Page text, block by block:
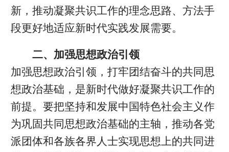
新，推动凝聚共识工作的理念思路、方法手
段更好地适应新时代实践发展需要。
二、加强思想政治引领
加强思想政治引领，打牢团结奋斗的共同思
想政治基础，是新时代做好凝聚共识工作的
前提。要把坚持和发展中国特色社会主义作
为巩固共同思想政治基础的主轴，推动各党
派团体和各族各界人士实现思想上的共同进